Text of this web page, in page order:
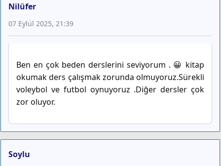
Nilüfer
07 Eylül 2025, 21:39
Ben en çok beden derslerini seviyorum . 😀 kitap
okumak ders çalışmak zorunda olmuyoruz.Sürekli
voleybol ve futbol oynuyoruz .Diğer dersler çok
zor oluyor.
Soylu